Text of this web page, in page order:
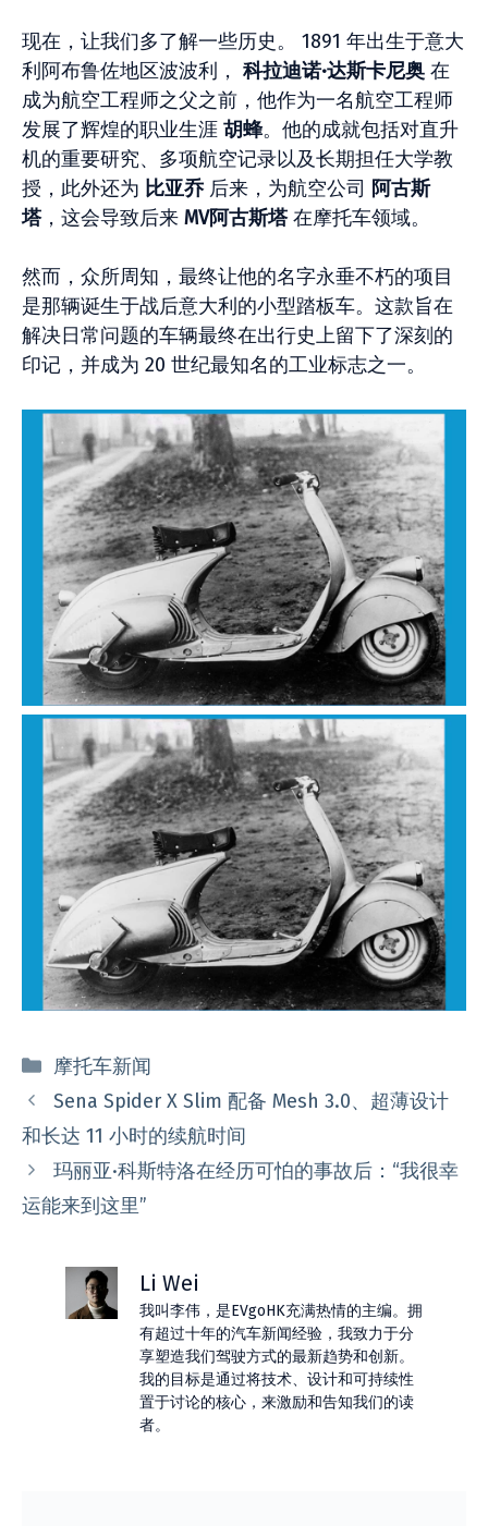
现在，让我们多了解一些历史。 1891 年出生于意大
利阿布鲁佐地区波波利， 科拉迪诺·达斯卡尼奥 在
成为航空工程师之父之前，他作为一名航空工程师
发展了辉煌的职业生涯 胡蜂。他的成就包括对直升
机的重要研究、多项航空记录以及长期担任大学教
授，此外还为 比亚乔后来，为航空公司 阿古斯
塔，这会导致后来 MV阿古斯塔在摩托车领域。
然而，众所周知，最终让他的名字永垂不朽的项目
是那辆诞生于战后意大利的小型踏板车。这款旨在
解决日常问题的车辆最终在出行史上留下了深刻的
印记，并成为 20 世纪最知名的工业标志之一。
分
类
摩托车新闻
Sena Spider X Slim 配备 Mesh 3.0、超薄设计
和长达 11 小时的续航时间
玛丽亚·科斯特洛在经历可怕的事故后：“我很幸
运能来到这里”
Li Wei
我叫李伟，是EVgoHK充满热情的主编。拥
有超过十年的汽车新闻经验，我致力于分
享塑造我们驾驶方式的最新趋势和创新。
我的目标是通过将技术、设计和可持续性
置于讨论的核心，来激励和告知我们的读
者。